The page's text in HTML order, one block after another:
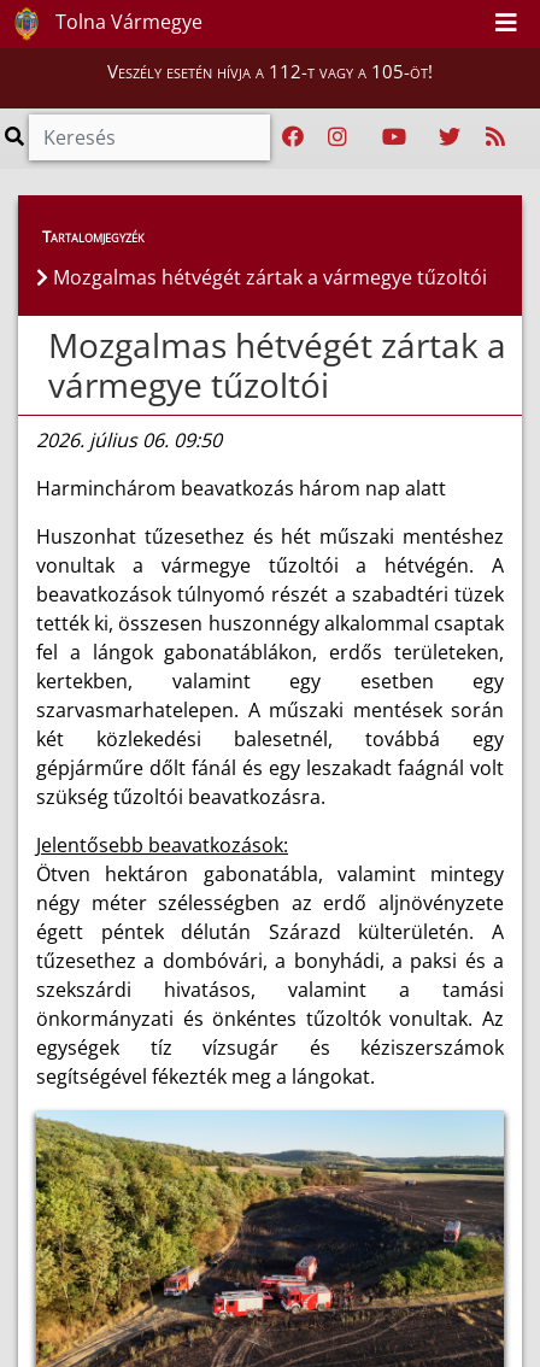
Tolna Vármegye
Veszély esetén hívja a 112-t vagy a 105-öt!
Híreink > Hírek
Tartalomjegyzék
Mozgalmas hétvégét zártak a vármegye tűzoltói
Mozgalmas hétvégét zártak a
vármegye tűzoltói
2026. július 06. 09:50
Harminchárom beavatkozás három nap alatt
Huszonhat tűzesethez és hét műszaki mentéshez
vonultak a vármegye tűzoltói a hétvégén. A
beavatkozások túlnyomó részét a szabadtéri tüzek
tették ki, összesen huszonnégy alkalommal csaptak
fel a lángok gabonatáblákon, erdős területeken,
kertekben, valamint egy esetben egy
szarvasmarhatelepen. A műszaki mentések során
két közlekedési balesetnél, továbbá egy
gépjárműre dőlt fánál és egy leszakadt faágnál volt
szükség tűzoltói beavatkozásra.
Jelentősebb beavatkozások:
Ötven hektáron gabonatábla, valamint mintegy
négy méter szélességben az erdő aljnövényzete
égett péntek délután Szárazd külterületén. A
tűzesethez a dombóvári, a bonyhádi, a paksi és a
szekszárdi hivatásos, valamint a tamási
önkormányzati és önkéntes tűzoltók vonultak. Az
egységek tíz vízsugár és kéziszerszámok
segítségével fékezték meg a lángokat.